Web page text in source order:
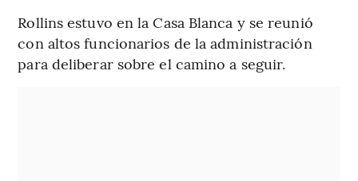
Rollins estuvo en la Casa Blanca y se reunió
con altos funcionarios de la administración
para deliberar sobre el camino a seguir.